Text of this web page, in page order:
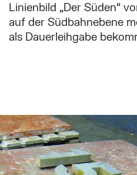
Linienbild „Der Süden“
auf der Südbahnebene
als Dauerleihgabe
Überspringe den Bilder